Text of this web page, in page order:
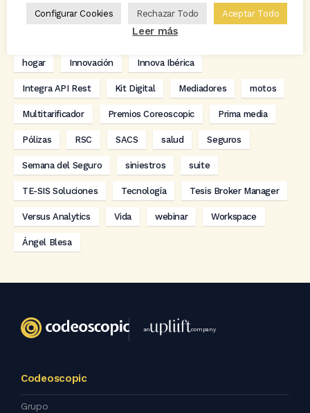
Codeoscopic Workspace Coverize Decesos
Eventos formación
hogar Innovación Innova Ibérica
Integra API Rest Kit Digital Mediadores motos
Multitarificador Premios Coreoscopic Prima media
Pólizas RSC SACS salud Seguros
Semana del Seguro siniestros suite
TE-SIS Soluciones Tecnología Tesis Broker Manager
Versus Analytics Vida webinar Workspace
Ángel Blesa
an company
Codeoscopic
Grupo
Configurar Cookies Rechazar Todo Aceptar Todo
Leer más